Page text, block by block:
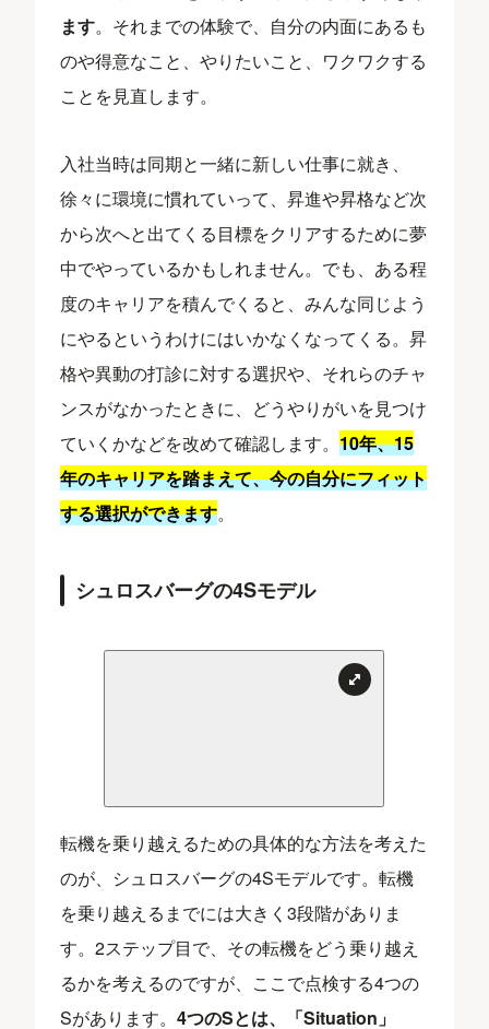
ます。それまでの体験で、自分の内面にあるも
のや得意なこと、やりたいこと、ワクワクする
ことを見直します。
入社当時は同期と一緒に新しい仕事に就き、
徐々に環境に慣れていって、昇進や昇格など次
から次へと出てくる目標をクリアするために夢
中でやっているかもしれません。でも、ある程
度のキャリアを積んでくると、みんな同じよう
にやるというわけにはいかなくなってくる。昇
格や異動の打診に対する選択や、それらのチャ
ンスがなかったときに、どうやりがいを見つけ
ていくかなどを改めて確認します。10年、15
年のキャリアを踏まえて、今の自分にフィット
する選択ができます。
シュロスバーグの4Sモデル
転機を乗り越えるための具体的な方法を考えた
のが、シュロスバーグの4Sモデルです。転機
を乗り越えるまでには大きく3段階がありま
す。2ステップ目で、その転機をどう乗り越え
るかを考えるのですが、ここで点検する4つの
Sがあります。4つのSとは、「Situation」